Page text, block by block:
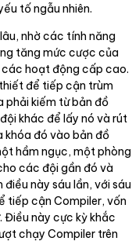
tố ngẫu nhiên.
nhờ các tính năng
tăng mức cược của
hoạt động cấp cao.
để tiếp cận trùm
phải kiếm từ bản đồ
khác để lấy nó và rút
khóa đó vào bản đồ
hầm ngục, một phòng
các đội gần đó và
này sáu lần, với sáu
tiếp cận Compiler, vốn
Điều này cực kỳ khắc
chạy Compiler trên